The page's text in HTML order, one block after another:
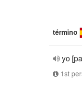
término
yo
1st